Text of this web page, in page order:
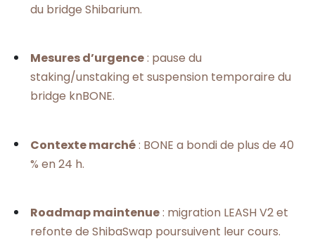
du bridge Shibarium.
Mesures d’urgence: pause du
staking/unstaking et suspension temporaire du
bridge knBONE.
Contexte marché: BONE a bondi de plus de 40
% en 24 h.
Roadmap maintenue: migration LEASH V2 et
refonte de ShibaSwap poursuivent leur cours.